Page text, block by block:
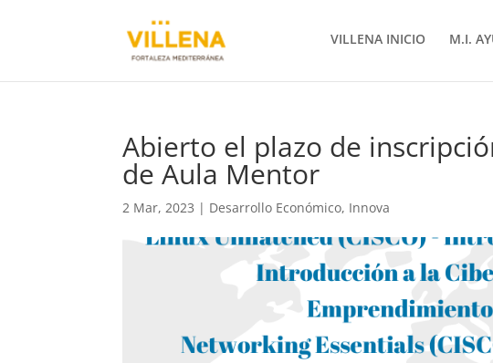
VILLENA INICIO M.I.
Abierto el plazo de
de Aula Mentor
2 Mar, 2023 | Desarrollo Económico, Innova